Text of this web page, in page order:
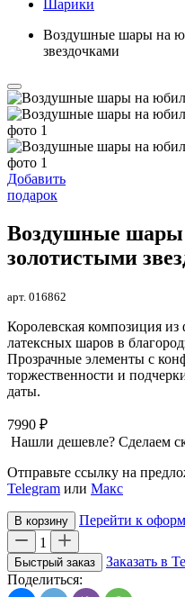
Шарики
Воздушные шары на
звездочками
Добавить
подарок
Воздушные шары
золотистыми
арт. 016862
Королевская композиция
латексных шаров в
Прозрачные элементы с
торжественности и
даты.
7990 ₽
Нашли дешевле? Сделаем
Отправьте ссылку на
Telegram или Макс
В корзину Перейти к
1
Быстрый заказ Заказать в
Поделиться: